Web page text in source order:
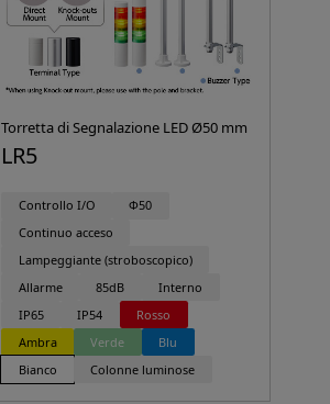
Torretta di Segnalazione LED Ø50 mm
LR5
Controllo I/O
Φ50
Continuo acceso
Lampeggiante (stroboscopico)
Allarme
85dB
Interno
IP65
IP54
Rosso
Ambra
Verde
Blu
Bianco
Colonne luminose